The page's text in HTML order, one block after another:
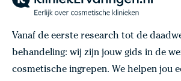
Vanaf de eerste research tot de
behandeling: wij zijn jouw gids in de
cosmetische ingrepen. We helpen jou